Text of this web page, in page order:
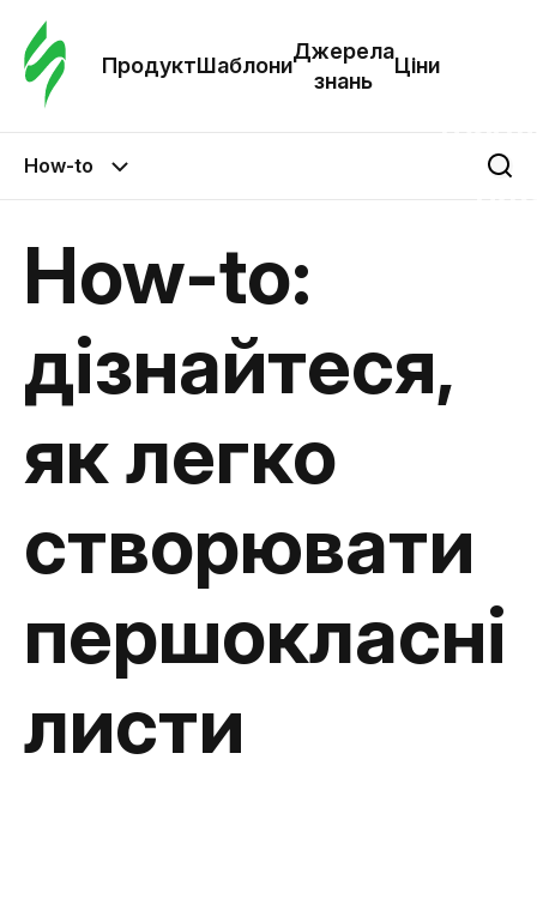
ПродуктШаблони
Джерела
знань
Ціни
How-to
How-to:
дізнайтеся,
як легко
створювати
першокласні
листи